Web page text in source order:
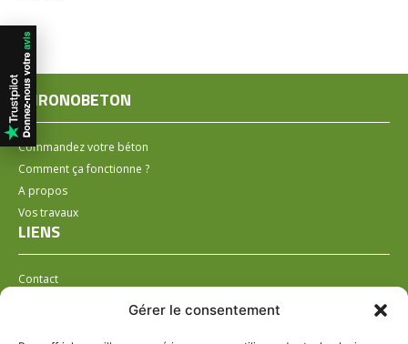
Gérer le consentement
CHRONOBETON
Commandez votre béton
Comment ça fonctionne ?
A propos
Vos travaux
LIENS
Contact